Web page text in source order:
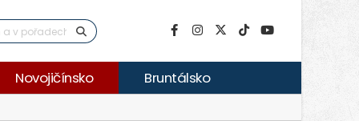
Novojičínsko Bruntálsko